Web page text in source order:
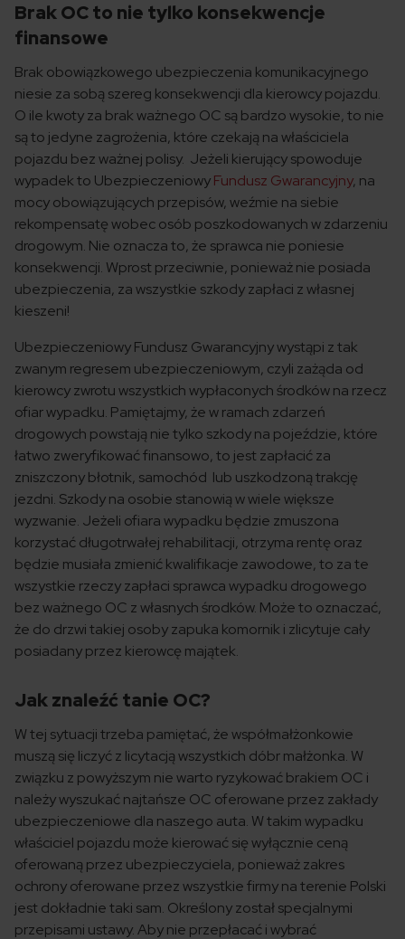
Brak OC to nie tylko konsekwencje
finansowe
Brak obowiązkowego ubezpieczenia komunikacyjnego
niesie za sobą szereg konsekwencji dla kierowcy pojazdu.
O ile kwoty za brak ważnego OC są bardzo wysokie, to nie
są to jedyne zagrożenia, które czekają na właściciela
pojazdu bez ważnej polisy. Jeżeli kierujący spowoduje
wypadek to UbezpieczeniowyFundusz Gwarancyjny, na
mocy obowiązujących przepisów, weźmie na siebie
rekompensatę wobec osób poszkodowanych w zdarzeniu
drogowym. Nie oznacza to, że sprawca nie poniesie
konsekwencji. Wprost przeciwnie, ponieważ nie posiada
ubezpieczenia, za wszystkie szkody zapłaci z własnej
kieszeni!
Ubezpieczeniowy Fundusz Gwarancyjny wystąpi z tak
zwanym regresem ubezpieczeniowym, czyli zażąda od
kierowcy zwrotu wszystkich wypłaconych środków na rzecz
ofiar wypadku. Pamiętajmy, że w ramach zdarzeń
drogowych powstają nie tylko szkody na pojeździe, które
łatwo zweryfikować finansowo, to jest zapłacić za
zniszczony błotnik, samochód lub uszkodzoną trakcję
jezdni. Szkody na osobie stanowią w wiele większe
wyzwanie. Jeżeli ofiara wypadku będzie zmuszona
korzystać długotrwałej rehabilitacji, otrzyma rentę oraz
będzie musiała zmienić kwalifikacje zawodowe, to za te
wszystkie rzeczy zapłaci sprawca wypadku drogowego
bez ważnego OC z własnych środków. Może to oznaczać,
że do drzwi takiej osoby zapuka komornik i zlicytuje cały
posiadany przez kierowcę majątek.
Jak znaleźć tanie OC?
W tej sytuacji trzeba pamiętać, że współmałżonkowie
muszą się liczyć z licytacją wszystkich dóbr małżonka. W
związku z powyższym nie warto ryzykować brakiem OC i
należy wyszukać najtańsze OC oferowane przez zakłady
ubezpieczeniowe dla naszego auta. W takim wypadku
właściciel pojazdu może kierować się wyłącznie ceną
oferowaną przez ubezpieczyciela, ponieważ zakres
ochrony oferowane przez wszystkie firmy na terenie Polski
jest dokładnie taki sam. Określony został specjalnymi
przepisami ustawy. Aby nie przepłacać i wybrać